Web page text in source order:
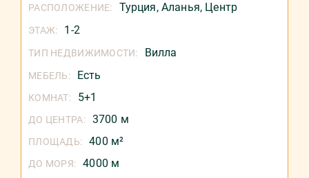
РАСПОЛОЖЕНИЕ: Турция, Аланья, Центр
ЭТАЖ: 1-2
ТИП НЕДВИЖИМОСТИ: Вилла
МЕБЕЛЬ: Есть
КОМНАТ: 5+1
ДО ЦЕНТРА: 3700 м
ПЛОЩАДЬ: 400 м²
ДО МОРЯ: 4000 м